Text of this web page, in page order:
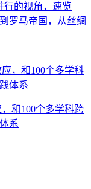
行的视角，速览
罗马帝国，从丝绸
和100个多学科跨
系